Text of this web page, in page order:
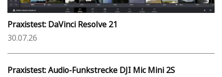
Praxistest: DaVinci Resolve 21
30.07.26
Praxistest: Audio-Funkstrecke DJI Mic Mini 2S